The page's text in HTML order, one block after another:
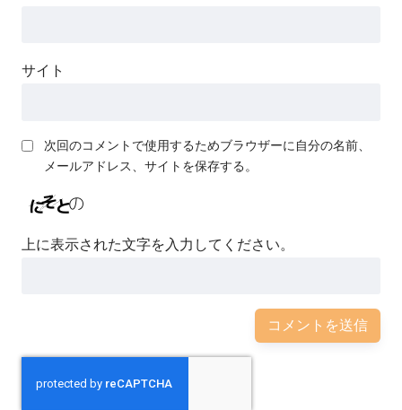
サイト
次回のコメントで使用するためブラウザーに自分の名前、
メールアドレス、サイトを保存する。
上に表示された文字を入力してください。